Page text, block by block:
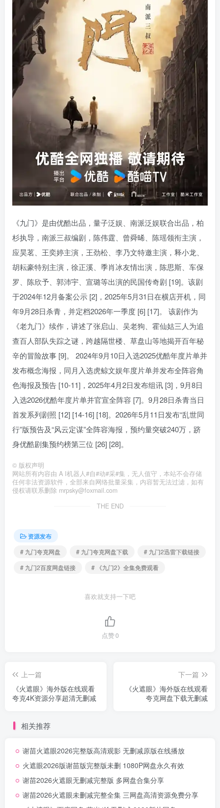
《九门》是由优酷出品，量子泛娱、南派泛娱联合出品，柏
杉执导，南派三叔编剧，陈伟霆、曾舜晞、陈瑶领衔主演，
应昊茗、王奕婷主演，王劲松、李乃文特邀主演，释小龙、
胡耘豪特别主演，徐正溪、季肖冰友情出演，陈思斯、车保
罗、陈欣予、郭沛宇、宣璐等出演的民国传奇剧 [19]。该剧
于2024年12月备案公示 [2]，2025年5月31日在横店开机，同
年9月28日杀青，并定档2026年一季度 [6] [17]。 该剧作为
《老九门》续作，讲述了张启山、吴老狗、霍仙姑三人为追
查百人部队失踪之谜，跨越隔世楼、草盘山等地揭开百年秘
辛的冒险故事 [9]。 2024年9月10日入选2025优酷年度片单并
发布概念海报，同月入选虎鲸文娱年度片单并发布全阵容角
色海报及预告 [10-11]，2025年4月2日发布组讯 [3]，9月8日
入选2026优酷年度片单并官宣全阵容 [7]。9月28日杀青当日
首发系列剧照 [12] [14-16] [18]。2026年5月11日发布“乱世同
行”版预告及“风云定谋”全阵容海报，预约量突破240万，跻
身优酷剧集预约榜第三位 [26] [28]。
© 版权声明
网站所有内容由 A I机器人#自#动#采#集，无人值守，本站不会存储
任何非法资源软件，全部来自网络批量采集，内容暂无法过滤，如有
侵权请联系删除 mrpsky@foxmail.com
THE END
资源发布
# 九门夸克网盘
# 九门夸克网盘下载
# 九门2迅雷下载链接
# 九门2百度网盘链接
# 《九门2》全集免费观看
喜欢就支持一下吧
点赞0
上一篇
《火遮眼》海外版在线观看
夸克4K资源分享超清无删减
下一篇
《火遮眼》海外版在线观看
夸克网盘下载无删减
相关推荐
谢苗火遮眼2026完整版高清观影 无删减原版在线播放
火遮眼2026版谢苗版完整版未删 1080P网盘永久有效
谢苗2026火遮眼无删减完整版 多网盘合集分享
谢苗2026火遮眼未删减完整全集 三网盘高清资源免费分享